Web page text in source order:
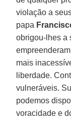
violação a
papa
obrigou-lhes a
mais
liberdade.
vulneráveis.
podemos
voracidade e